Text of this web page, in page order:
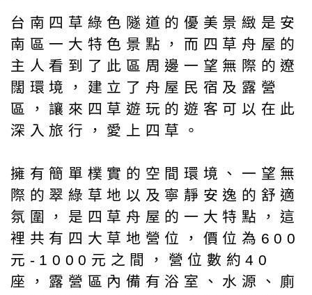
台南四草綠色隧道的優美景緻是安
南區一大特色景點，而四草舟屋的
主人看到了此區周邊一望無際的遼
闊環境，建立了舟屋民宿及露營
區，讓來四草遊玩的遊客可以在此
深入旅行，愛上四草。
擁有簡單樸實的空間環境、一望無
際的翠綠草地以及寧靜安逸的舒適
氛圍，是四草舟屋的一大特點，這
裡共有四大草地營位，價位為600
元-1000元之間，營位數約40
座，露營區內備有浴室、水源、廁